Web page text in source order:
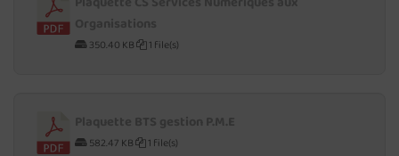
350.40 KB 1 file(s)
582.47 KB 1 file(s)